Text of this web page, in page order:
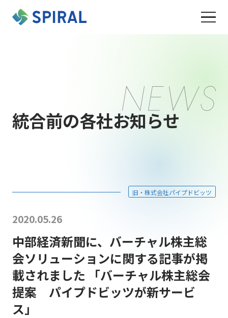
統合前の各社お知らせ
旧・株式会社パイプドビッツ
2020.05.26
中部経済新聞に、バーチャル株主総
会ソリューションに関する記事が掲
載されました 「バーチャル株主総会
提案 パイプドビッツが新サービ
ス」